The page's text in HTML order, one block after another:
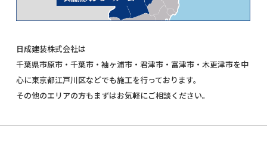
日成建装株式会社は
千葉県市原市・千葉市・袖ヶ浦市・君津市・富津市・木更津市を中
心に東京都江戸川区などでも施工を行っております。
その他のエリアの方もまずはお気軽にご相談ください。